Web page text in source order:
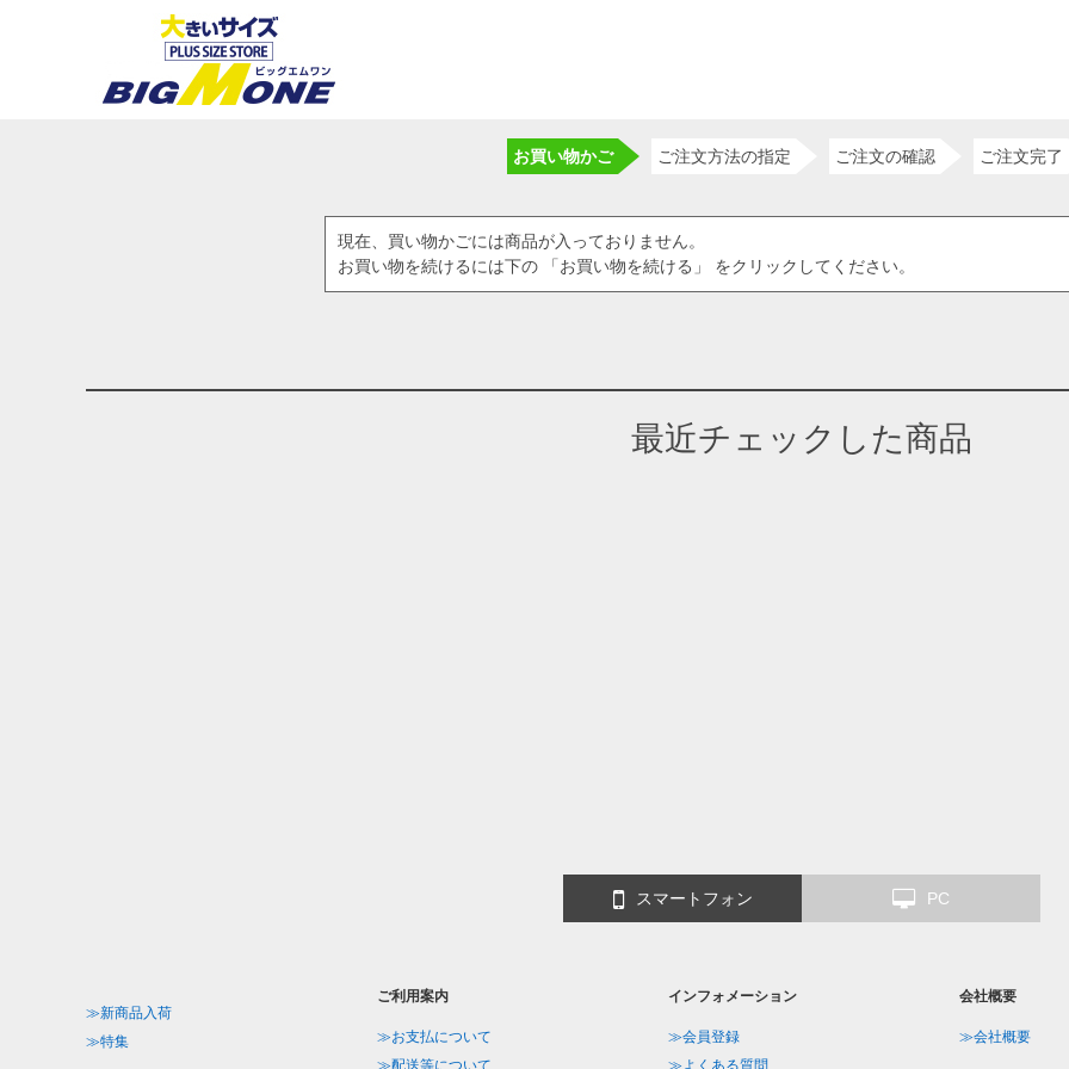
お買い物かご ご注文方法の指定 ご注文の確認 ご注文完了
現在、買い物かごには商品が入っておりません。
お買い物を続けるには下の 「お買い物を続ける」 をクリックしてください。
最近チェックした商品
スマートフォン PC
≫新商品入荷
≫特集
ご利用案内
≫お支払について
≫配送等について
インフォメーション
≫会員登録
≫よくある質問
会社概要
≫会社概要